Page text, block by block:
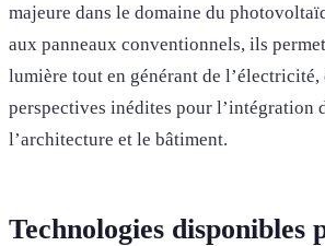
majeure dans le domaine du
aux panneaux conventionnels, ils
lumière tout en générant de l’électricité,
perspectives inédites pour l’intégration
l’architecture et le bâtiment.
Technologies disponibles